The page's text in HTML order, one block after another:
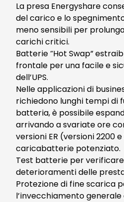
La presa Energyshare
del carico e lo
meno sensibili per
carichi critici.
Batterie “Hot Swap”
frontale per una facile e
dell’UPS.
Nelle applicazioni di
richiedono lunghi tempi di
batteria, è possibile
arrivando a svariate ore
versioni ER (versioni 2200
caricabatterie potenziato.
Test batterie per
deterioramenti delle
Protezione di fine scarica
l’invecchiamento